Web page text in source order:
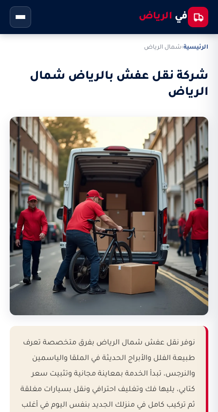
في الرياض
الرئيسية›شمال الرياض
شركة نقل عفش بالرياض شمال
الرياض
نوفر نقل عفش شمال الرياض بفرق متخصصة تعرف
طبيعة الفلل والأبراج الحديثة في الملقا والياسمين
والنرجس، تبدأ الخدمة بمعاينة مجانية وتثبيت سعر
كتابي، يليها فك وتغليف احترافي ونقل بسيارات مغلقة
ثم تركيب كامل في منزلك الجديد بنفس اليوم في أغلب